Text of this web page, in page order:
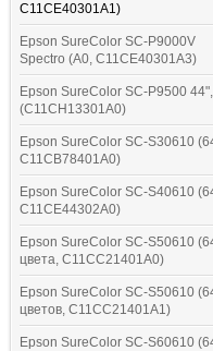
C11CE40301A1)
Epson SureColor SC-P9000V
Spectro (A0, C11CE40301A3)
Epson SureColor SC-P9500 44",
(C11CH13301A0)
Epson SureColor SC-S30610
C11CB78401A0)
Epson SureColor SC-S40610
C11CE44302A0)
Epson SureColor SC-S50610
цвета, C11CC21401A0)
Epson SureColor SC-S50610
цветов, C11CC21401A1)
Epson SureColor SC-S60610